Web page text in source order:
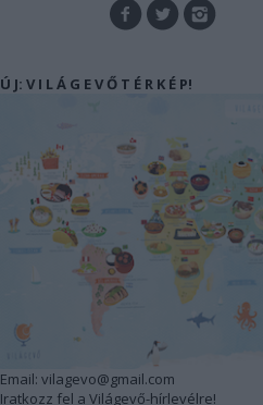
Ú J: V I L Á G E V Ő T É R K É P!
Email: vilagevo@gmail.com
Iratkozz fel a Világevő-hírlevélre!